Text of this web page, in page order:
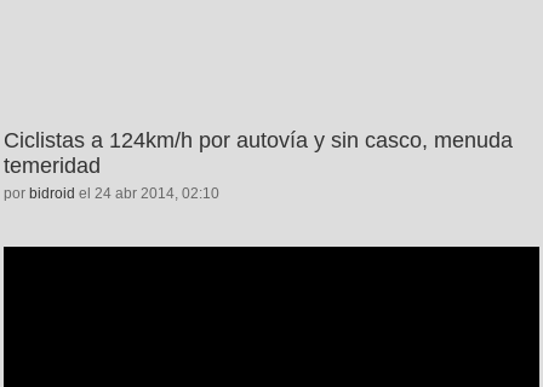
Ciclistas a 124km/h por autovía y sin casco, menuda
temeridad
por bidroid el 24 abr 2014, 02:10